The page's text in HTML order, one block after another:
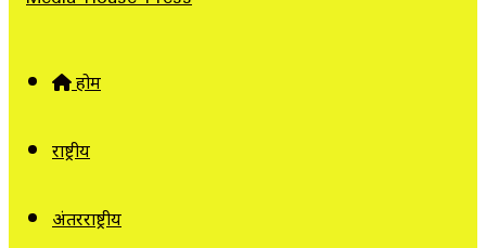
होम
राष्ट्रीय
अंतरराष्ट्रीय